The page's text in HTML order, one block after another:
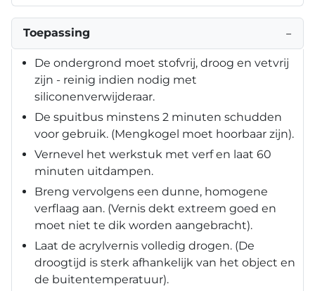
Toepassing −
De ondergrond moet stofvrij, droog en vetvrij
zijn - reinig indien nodig met
siliconenverwijderaar.
De spuitbus minstens 2 minuten schudden
voor gebruik. (Mengkogel moet hoorbaar zijn).
Vernevel het werkstuk met verf en laat 60
minuten uitdampen.
Breng vervolgens een dunne, homogene
verflaag aan. (Vernis dekt extreem goed en
moet niet te dik worden aangebracht).
Laat de acrylvernis volledig drogen. (De
droogtijd is sterk afhankelijk van het object en
de buitentemperatuur).